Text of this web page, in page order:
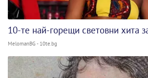
10-те най-горещи световни хита
MelomanBG - 10te.bg